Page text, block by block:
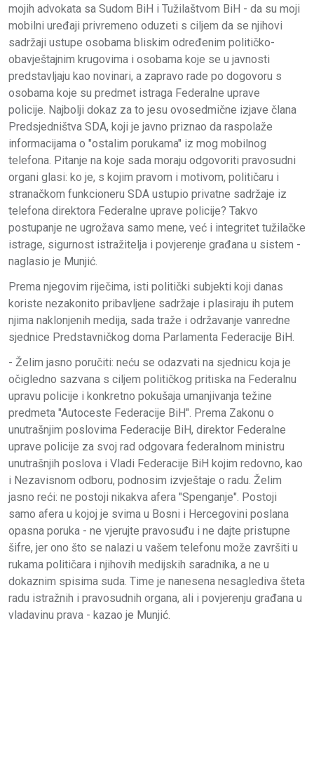
mojih advokata sa Sudom BiH i Tužilaštvom BiH - da su moji
mobilni uređaji privremeno oduzeti s ciljem da se njihovi
sadržaji ustupe osobama bliskim određenim političko-
obavještajnim krugovima i osobama koje se u javnosti
predstavljaju kao novinari, a zapravo rade po dogovoru s
osobama koje su predmet istraga Federalne uprave
policije. Najbolji dokaz za to jesu ovosedmične izjave člana
Predsjedništva SDA, koji je javno priznao da raspolaže
informacijama o "ostalim porukama" iz mog mobilnog
telefona. Pitanje na koje sada moraju odgovoriti pravosudni
organi glasi: ko je, s kojim pravom i motivom, političaru i
stranačkom funkcioneru SDA ustupio privatne sadržaje iz
telefona direktora Federalne uprave policije? Takvo
postupanje ne ugrožava samo mene, već i integritet tužilačke
istrage, sigurnost istražitelja i povjerenje građana u sistem -
naglasio je Munjić.
Prema njegovim riječima, isti politički subjekti koji danas
koriste nezakonito pribavljene sadržaje i plasiraju ih putem
njima naklonjenih medija, sada traže i održavanje vanredne
sjednice Predstavničkog doma Parlamenta Federacije BiH.
- Želim jasno poručiti: neću se odazvati na sjednicu koja je
očigledno sazvana s ciljem političkog pritiska na Federalnu
upravu policije i konkretno pokušaja umanjivanja težine
predmeta "Autoceste Federacije BiH". Prema Zakonu o
unutrašnjim poslovima Federacije BiH, direktor Federalne
uprave policije za svoj rad odgovara federalnom ministru
unutrašnjih poslova i Vladi Federacije BiH kojim redovno, kao
i Nezavisnom odboru, podnosim izvještaje o radu. Želim
jasno reći: ne postoji nikakva afera "Spenganje". Postoji
samo afera u kojoj je svima u Bosni i Hercegovini poslana
opasna poruka - ne vjerujte pravosuđu i ne dajte pristupne
šifre, jer ono što se nalazi u vašem telefonu može završiti u
rukama političara i njihovih medijskih saradnika, a ne u
dokaznim spisima suda. Time je nanesena nesaglediva šteta
radu istražnih i pravosudnih organa, ali i povjerenju građana u
vladavinu prava - kazao je Munjić.